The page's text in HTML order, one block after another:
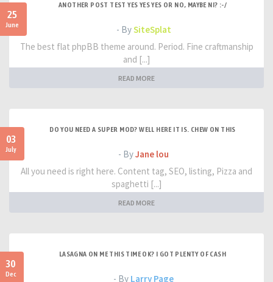
25
June
ANOTHER POST TEST YES YES YES OR NO, MAYBE NI? :-/
- BySiteSplat
The best flat phpBB theme around. Period. Fine craftmanship
and [...]
READ MORE
03
July
DO YOU NEED A SUPER MOD? WELL HERE IT IS. CHEW ON THIS
- ByJane lou
All you need is right here. Content tag, SEO, listing, Pizza and
spaghetti [...]
READ MORE
30
Dec
LASAGNA ON ME THIS TIME OK? I GOT PLENTY OF CASH
- By Larry Page